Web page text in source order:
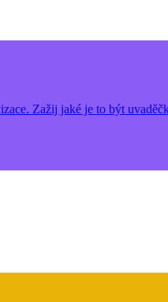
Zažij jaké je to být